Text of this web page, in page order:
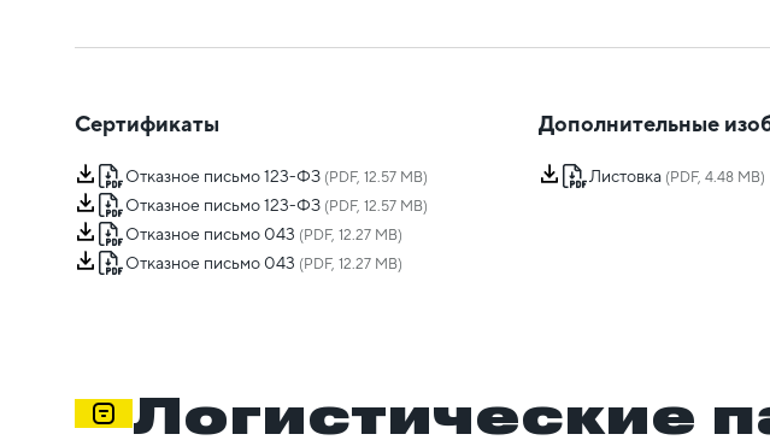
Сертификаты
Отказное письмо 123-ФЗ (PDF, 12.57 MB)
Отказное письмо 123-ФЗ (PDF, 12.57 MB)
Отказное письмо 043 (PDF, 12.27 MB)
Отказное письмо 043 (PDF, 12.27 MB)
Дополнительные
Листовка(PDF, 4.48 MB)
Логистические